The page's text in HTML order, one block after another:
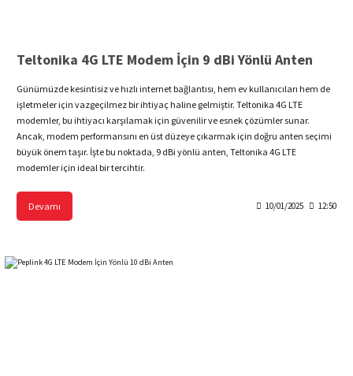
Teltonika 4G LTE Modem İçin 9 dBi Yönlü Anten
Günümüzde kesintisiz ve hızlı internet bağlantısı, hem ev kullanıcıları hem de
işletmeler için vazgeçilmez bir ihtiyaç haline gelmiştir. Teltonika 4G LTE
modemler, bu ihtiyacı karşılamak için güvenilir ve esnek çözümler sunar.
Ancak, modem performansını en üst düzeye çıkarmak için doğru anten seçimi
büyük önem taşır. İşte bu noktada, 9 dBi yönlü anten, Teltonika 4G LTE
modemler için ideal bir tercihtir.
Devamı 10/01/2025 12:50